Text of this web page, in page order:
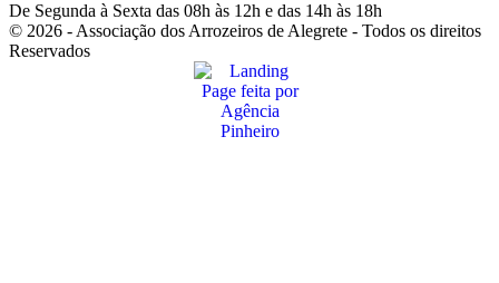
De Segunda à Sexta das 08h às 12h e das 14h às 18h
© 2026 - Associação dos Arrozeiros de Alegrete - Todos os direitos
Reservados